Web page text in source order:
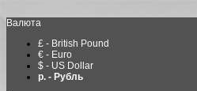
Валюта
£ - British Pound
€ - Euro
$ - US Dollar
р. - Рубль